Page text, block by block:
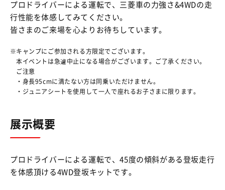
プロドライバーによる運転で、三菱車の力強さ&4WDの走
行性能を体感してみてください。
皆さまのご来場を心よりお待ちしています。
キャンプにご参加される方限定でございます。
本イベントは急遽中止になる場合がございます。ご了承ください。
ご注意
・身長95cmに満たない方は同乗いただけません。
・ジュニアシートを使用して一人で座れるお子さまに限ります。
展示概要
プロドライバーによる運転で、45度の傾斜がある登坂走行
を体感頂ける4WD登坂キットです。